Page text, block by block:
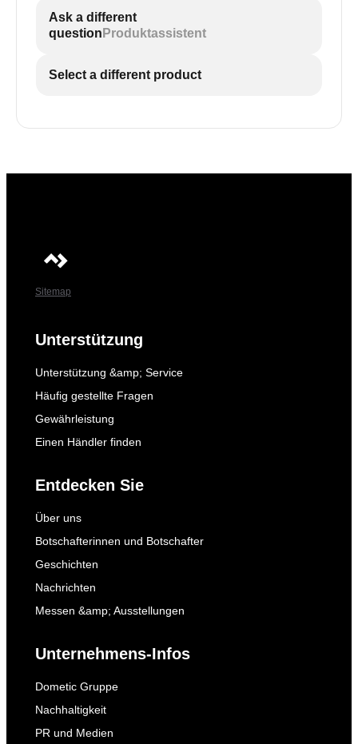
Ask a different
question Produktassistent
Select a different product
Sitemap
Unterstützung
Unterstützung &amp; Service
Häufig gestellte Fragen
Gewährleistung
Einen Händler finden
Entdecken Sie
Über uns
Botschafterinnen und Botschafter
Geschichten
Nachrichten
Messen &amp; Ausstellungen
Unternehmens-Infos
Dometic Gruppe
Nachhaltigkeit
PR und Medien